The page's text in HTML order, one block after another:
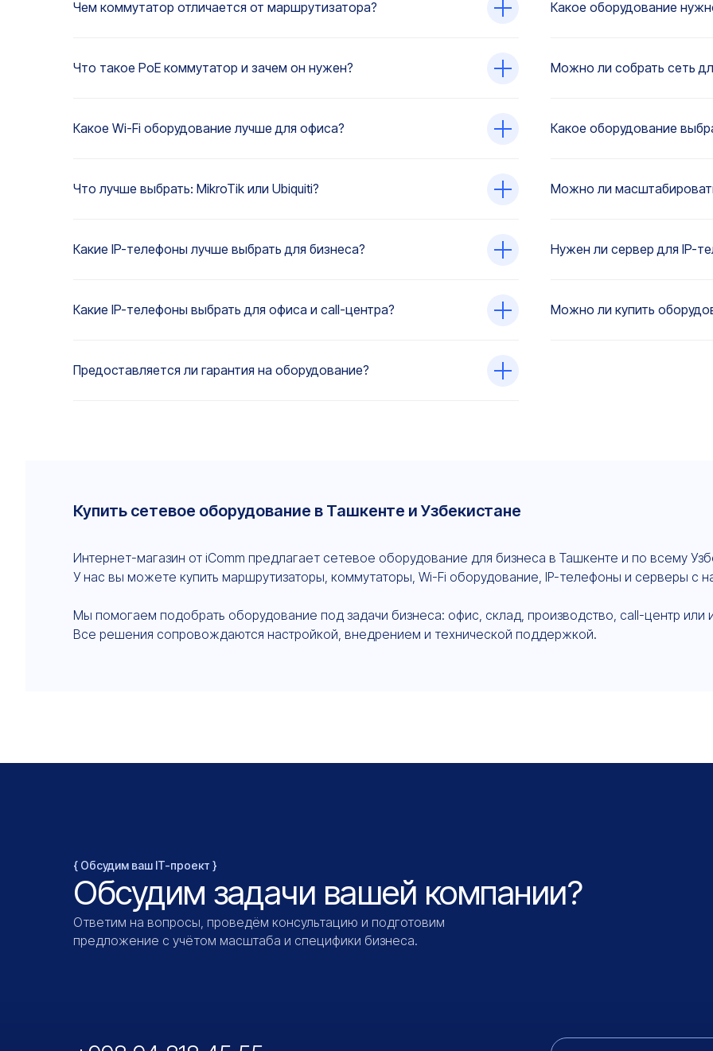
Чем коммутатор отличается от маршрутизатора?
Что такое PoE коммутатор и зачем он нужен?
Какое Wi-Fi оборудование лучше для офиса?
Что лучше выбрать: MikroTik или Ubiquiti?
Какие IP-телефоны лучше выбрать для бизнеса?
Какие IP-телефоны выбрать для офиса и call-центра?
Предоставляется ли гарантия на оборудование?
Какое оборудование
Можно ли собрать сеть
Какое оборудование
Можно ли
Нужен ли сервер для IP-
Можно ли купить
Купить сетевое оборудование в Ташкенте и Узбекистане
Интернет-магазин от iComm предлагает сетевое оборудование для бизнеса в Ташкенте и по всему
У нас вы можете купить маршрутизаторы, коммутаторы, Wi-Fi оборудование, IP-телефоны и серверы с
Мы помогаем подобрать оборудование под задачи бизнеса: офис, склад, производство, call-центр или
Все решения сопровождаются настройкой, внедрением и технической поддержкой.
{ Обсудим ваш IT-проект }
Обсудим задачи вашей компании?
Ответим на вопросы, проведём консультацию и подготовим
предложение с учётом масштаба и специфики бизнеса.